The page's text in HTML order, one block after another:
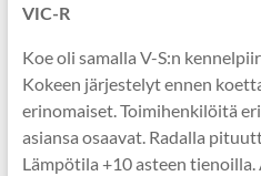
VIC-R
Koe oli samalla V-S:n
Kokeen järjestelyt ennen
erinomaiset. Toimihenkilöitä
asiansa osaavat. Radalla
Lämpötila +10 asteen tienoilla.